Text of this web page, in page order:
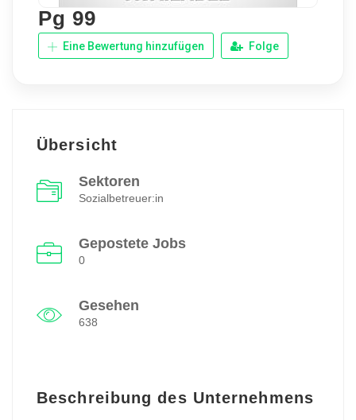
Pg 99
Eine Bewertung hinzufügen Folge
Übersicht
Sektoren
Sozialbetreuer:in
Gepostete Jobs
0
Gesehen
638
Beschreibung des Unternehmens